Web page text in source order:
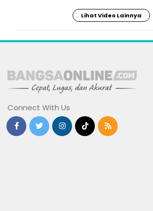
Lihat Video Lainnya
Connect With Us